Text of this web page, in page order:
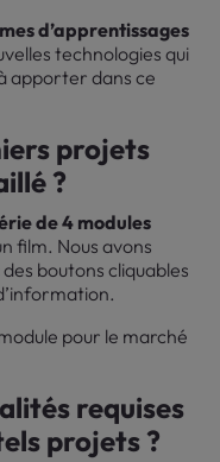
d’apprentissages
technologies qui
apporter dans ce
projets
?
de 4 modules
film. Nous avons
boutons cliquables
pour le marché
requises
projets ?